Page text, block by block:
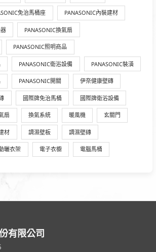
免治馬桶座 PANASONIC內裝建材
PANASONIC換氣扇
PANASONIC照明商品
PANASONIC衛浴設備 PANASONIC裝潢
PANASONIC開關 伊奈健康壁磚
國際牌免治馬桶 國際牌衛浴設備
扇 換氣系統 暖風機 玄關門
材 調濕壁板 調濕壁磚
曬衣架 電子衣櫥 電腦馬桶
有限公司